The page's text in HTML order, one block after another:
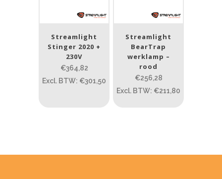
Streamlight
Stinger 2020 +
230V
€364,82
Excl. BTW: €301,50
Streamlight
BearTrap
werklamp –
rood
€256,28
Excl. BTW: €211,80